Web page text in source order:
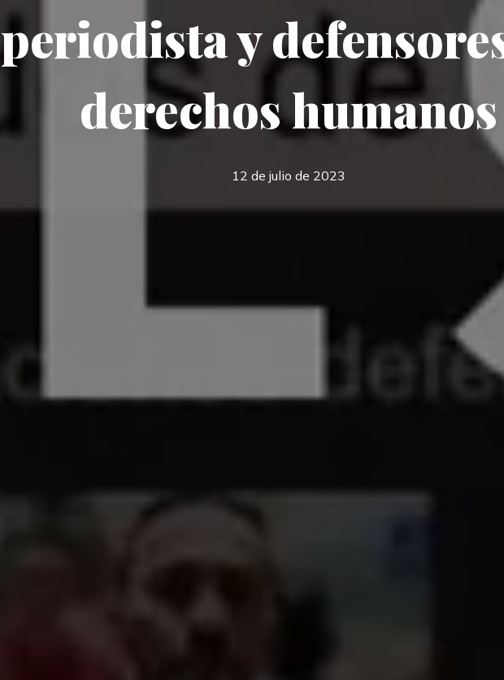
periodista y
derechos humanos
12 de julio de 2023